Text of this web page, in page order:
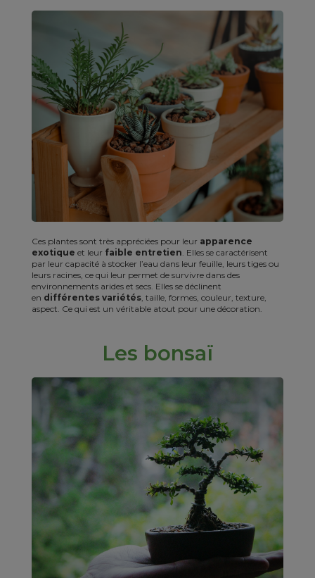
Ces plantes sont très appréciées pour leur apparence
exotique et leur faible entretien. Elles se caractérisent
par leur capacité à stocker l’eau dans leur feuille, leurs tiges ou
leurs racines, ce qui leur permet de survivre dans des
environnements arides et secs. Elles se déclinent
en différentes variétés, taille, formes, couleur, texture,
aspect. Ce qui est un véritable atout pour une décoration.
Les bonsaï